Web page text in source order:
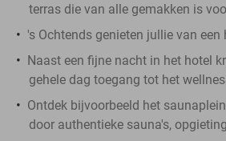
terras die van alle gemakken is
's Ochtends genieten jullie van
Naast een fijne nacht in het hotel
gehele dag toegang tot het
Ontdek bijvoorbeeld het
door authentieke sauna's,